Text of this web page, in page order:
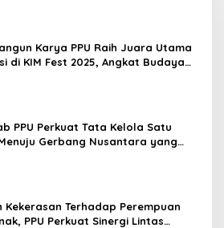
Karya PPU Raih Juara Utama
di KIM Fest 2025, Angkat Budaya
PPU Perkuat Tata Kelola Satu
Gerbang Nusantara yang
Kekerasan Terhadap Perempuan
PPU Perkuat Sinergi Lintas